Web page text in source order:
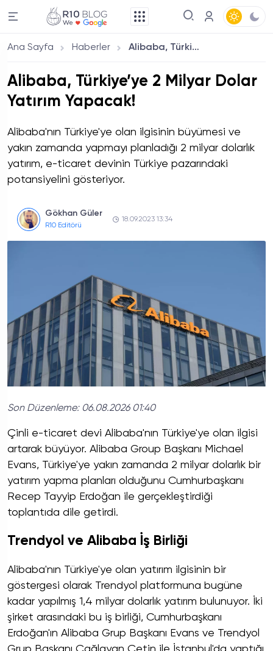
Ana Sayfa Haberler Alibaba, Türkiye’ye 2 Milyar Dolar Yatırım Yapacak!
Alibaba, Türkiye’ye 2 Milyar Dolar
Yatırım Yapacak!
Alibaba'nın Türkiye'ye olan ilgisinin büyümesi ve
yakın zamanda yapmayı planladığı 2 milyar dolarlık
yatırım, e-ticaret devinin Türkiye pazarındaki
potansiyelini gösteriyor.
Gökhan Güler
R10 Editörü
18.09.2023 13:34
Son Düzenleme: 06.08.2026 01:40
Çinli e-ticaret devi Alibaba'nın Türkiye'ye olan ilgisi
artarak büyüyor. Alibaba Group Başkanı Michael
Evans, Türkiye'ye yakın zamanda 2 milyar dolarlık bir
yatırım yapma planları olduğunu Cumhurbaşkanı
Recep Tayyip Erdoğan ile gerçekleştirdiği
toplantıda dile getirdi.
Trendyol ve Alibaba İş Birliği
Alibaba'nın Türkiye'ye olan yatırım ilgisinin bir
göstergesi olarak Trendyol platformuna bugüne
kadar yapılmış 1,4 milyar dolarlık yatırım bulunuyor. İki
şirket arasındaki bu iş birliği, Cumhurbaşkanı
Erdoğan'ın Alibaba Grup Başkanı Evans ve Trendyol